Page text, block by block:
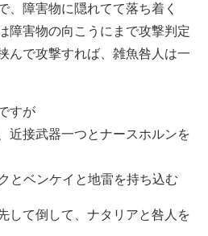
、障害物に隠れてて落ち着く
障害物の向こうにまで攻撃判定
んで攻撃すれば、雑魚咎人は一
すが
近接武器一つとナースホルンを
とベンケイと地雷を持ち込む
して倒して、ナタリアと咎人を